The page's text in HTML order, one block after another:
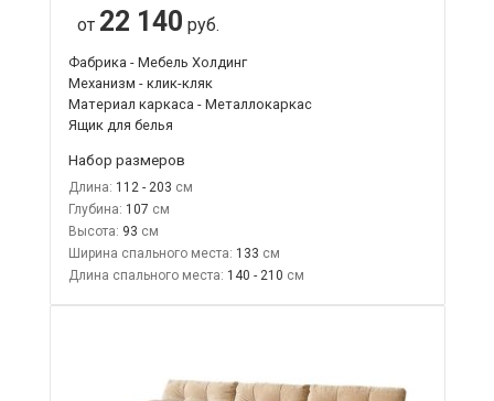
от 22 140 руб.
Фабрика - Мебель Холдинг
Механизм - клик-кляк
Материал каркаса - Металлокаркас
Ящик для белья
Набор размеров
Длина: 112 - 203
Глубина: 107
Высота: 93
Ширина спального места: 133
Длина спального места: 140 - 210